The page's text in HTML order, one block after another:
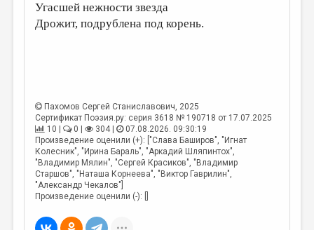
Угасшей нежности звезда
Дрожит, подрублена под корень.
Пахомов Сергей Станиславович, 2025
Сертификат Поэзия.ру: серия 3618 № 190718 от 17.07.2025
10 |
0 | 304 |
07.08.2026. 09:30:19
Произведение оценили (+): ["Слава Баширов", "Игнат
Колесник", "Ирина Бараль", "Аркадий Шляпинтох",
"Владимир Мялин", "Сергей Красиков", "Владимир
Старшов", "Наташа Корнеева", "Виктор Гаврилин",
"Александр Чекалов"]
Произведение оценили (-): []